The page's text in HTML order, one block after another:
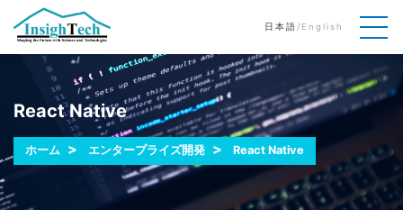
日本語 / English
React Native
ホーム エンタープライズ開発 React Native